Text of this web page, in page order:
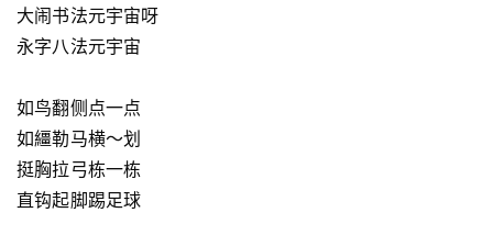
大闹书法元宇宙呀
永字八法元宇宙
如鸟翻侧点一点
如繮勒马横～划
挺胸拉弓栋一栋
直钩起脚踢足球